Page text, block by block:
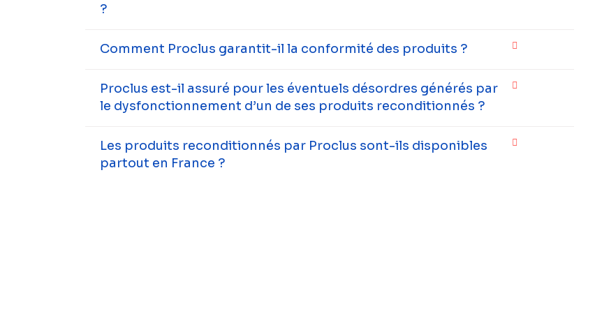
?
Comment Proclus garantit-il la conformité des produits ?
Proclus est-il assuré pour les éventuels désordres générés par
le dysfonctionnement d’un de ses produits reconditionnés ?
Les produits reconditionnés par Proclus sont-ils disponibles
partout en France ?